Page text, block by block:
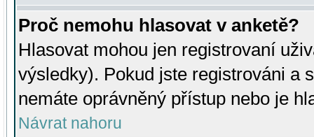
Proč nemohu hlasovat v anketě?
Hlasovat mohou jen registrovaní
výsledky). Pokud jste registrováni a
nemáte oprávněný přístup nebo je
Návrat nahoru